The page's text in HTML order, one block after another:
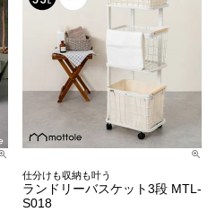
仕分けも収納も叶う
ランドリーバスケット3段 MTL-
S018